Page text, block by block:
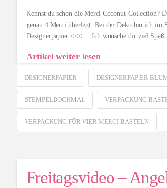
Kennst du schon die Merci Coconut-Collection?
genau 4 Merci überlegt. Bei der Deko bin ich
Designerpapier <<< Ich wünsche dir viel Spaß
Artikel weiter lesen
DESIGNERPAPIER DESIGNERPAPIER
STEMPELDOCHMAL VERPACKUNG
VERPACKUNG FÜR VIER MERCI BASTELN
Freitagsvideo –